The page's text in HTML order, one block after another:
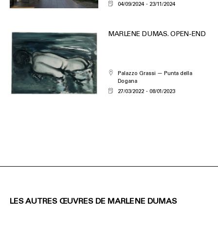
04/09/2024
23/11/2024
MARLENE DUMAS. OPEN-END
Palazzo Grassi — Punta della
Dogana
27/03/2022
08/01/2023
LES AUTRES ŒUVRES DE MARLENE DUMAS